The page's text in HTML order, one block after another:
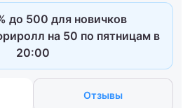
до 500 для новичков
на 50 по пятницам в
20:00
Отзывы